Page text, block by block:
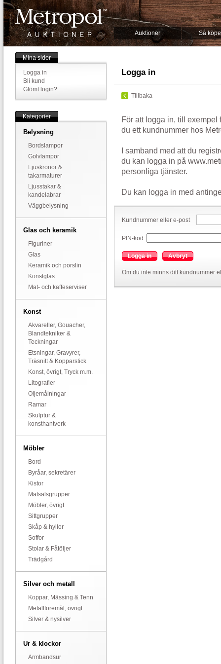
Auktioner Så
Mina sidor
Logga in
Bli kund
Glömt login?
Kategorier
Belysning
Bordslampor
Golvlampor
Ljuskronor &
takarmaturer
Ljusstakar &
kandelabrar
Väggbelysning
Glas och keramik
Figuriner
Glas
Keramik och porslin
Konstglas
Mat- och kaffeserviser
Konst
Akvareller, Gouacher,
Blandtekniker &
Teckningar
Etsningar, Gravyrer,
Träsnitt & Kopparstick
Konst, övrigt, Tryck m.m.
Litografier
Oljemålningar
Ramar
Skulptur &
konsthantverk
Möbler
Bord
Byråar, sekretärer
Kistor
Matsalsgrupper
Möbler, övrigt
Sittgrupper
Skåp & hyllor
Soffor
Stolar & Fåtöljer
Trädgård
Silver och metall
Koppar, Mässing & Tenn
Metallföremål, övrigt
Silver & nysilver
Ur & klockor
Armbandsur
Logga in
Tillbaka
För att logga in, till exempel
du ett kundnummer hos
I samband med att du
du kan logga in på
personliga tjänster.
Du kan logga in med
Kundnummer eller e-post
PIN-kod
Logga in Avbryt
Om du inte minns ditt kundnummer